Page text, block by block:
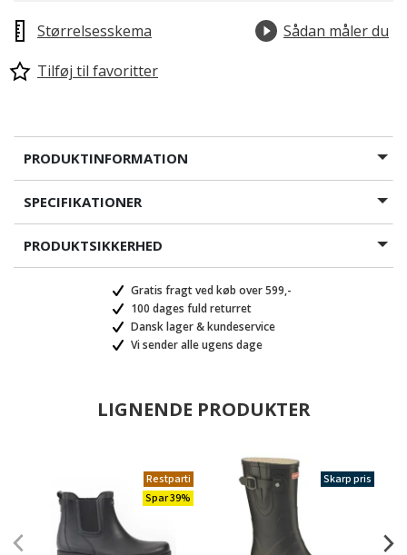
Størrelsesskema
Sådan måler du
Tilføj til favoritter
PRODUKTINFORMATION
SPECIFIKATIONER
PRODUKTSIKKERHED
Gratis fragt ved køb over 599,-
100 dages fuld returret
Dansk lager & kundeservice
Vi sender alle ugens dage
LIGNENDE PRODUKTER
Restparti
Spar 39%
Skarp pris